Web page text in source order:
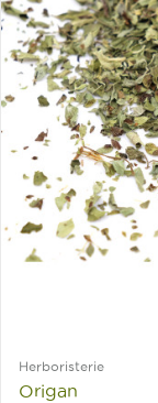
Herboristerie
Origan